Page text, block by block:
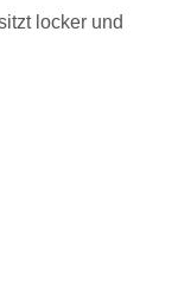
locker und